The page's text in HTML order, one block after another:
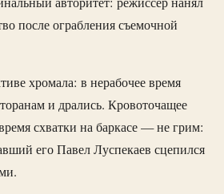
после ограбления съемочной
хромала: в нерабочее время
и дрались. Кровоточащее
схватки на баркасе — не грим:
его Павел Луспекаев сцепился